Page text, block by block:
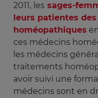
2011, les sages-
leurs patientes
homéopathiques
ces médecins
les médecins
traitements
avoir suivi une
médecins sont en